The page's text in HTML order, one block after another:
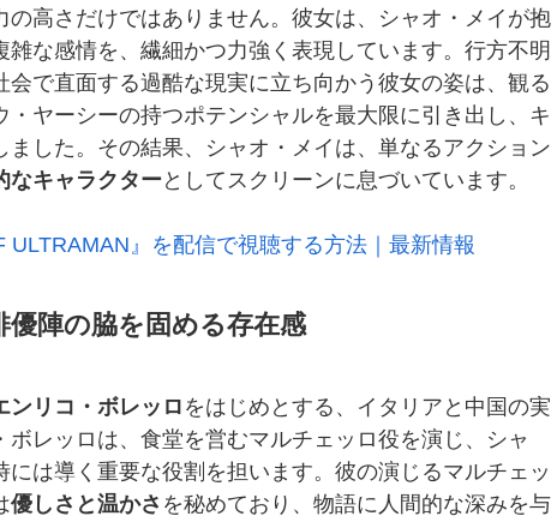
高さだけではありません。彼女は、シャオ・メイが抱
雑な感情を、繊細かつ力強く表現しています。行方不明
で直面する過酷な現実に立ち向かう彼女の姿は、観る
ヤーシーの持つポテンシャルを最大限に引き出し、キ
ました。その結果、シャオ・メイは、単なるアクション
なキャラクターとしてスクリーンに息づいています。
ULTRAMAN』を配信で視聴する方法｜最新情報
陣の脇を固める存在感
ンリコ・ボレッロをはじめとする、イタリアと中国の実
レッロは、食堂を営むマルチェッロ役を演じ、シャ
は導く重要な役割を担います。彼の演じるマルチェッ
優しさと温かさ を秘めており、物語に人間的な深みを与